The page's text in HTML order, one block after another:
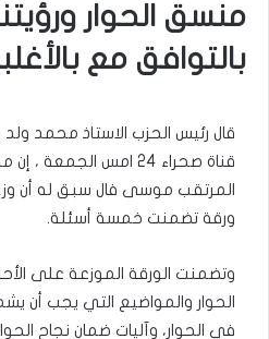
منسق الحوار
بالتوافق مع
قال رئيس الحزب الاستاذ محمد
قناة صحراء 24 امس
المرتقب موسى فال سبق له أن
ورقة تضمنت خمسة أسئلة.
وتضمنت الورقة الموزعة على
الحوار والمواضيع التي يجب أن
في الحوار، وآليات ضمان نجاح